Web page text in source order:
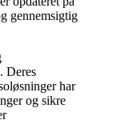
gennemsigtig
Deres
har
og sikre